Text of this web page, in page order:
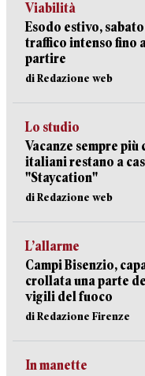
Viabilità
Esodo estivo,
traffico intenso fino
partire
di Redazione web
Lo studio
Vacanze sempre
italiani restano a
"Staycation"
di Redazione web
L’allarme
Campi Bisenzio,
crollata una parte
vigili del fuoco
di Redazione Firenze
In manette